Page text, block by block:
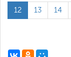
12 13 14